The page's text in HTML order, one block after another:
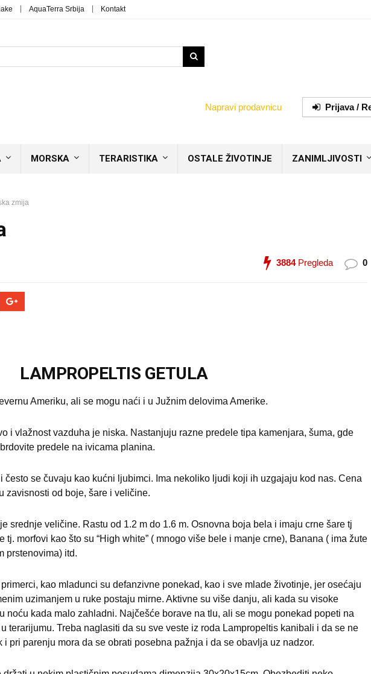
AquaTerra Srbija Kontakt
Napravi prodavnicu Prijava /
MORSKA TERARISTIKA OSTALE ŽIVOTINJE ZANIMLJIVOSTI
zmija
3884Pregleda 0
LAMPROPELTIS GETULA
Ameriku, ali se mogu naći i u Južnim delovima Amerike.
i vlažnost vazduha je niska. Nastanjuju razne predele tipa kamenjara, šuma, gde
predele na ivicama planina.
često se čuvaju kao kućni ljubimci. Ima nekoliko ljudi koji ih uzgajaju kod nas. Cena
zavisnosti od boje, šare i veličine.
srednje veličine. Rastu od 1.2 m do 1.6 m. Osnovna boja bela i imaju crne šare tj
tj. morfovi kao što su “High white” ( mnogo više bele i manje crne), Banana ( ima žute
prstenovima) itd.
kao mladunci su defanzivne ponekad, kao i sve mlade životinje, jer osećaju
uzimanjem u ruke postaju mirne. Aktivne su više danju, ali kada su visoke
noću kada malo zahladni. Najčešće borave na tlu, ali se mogu ponekad popeti na
terarijumu. Treba naglasiti da su sve veste iz roda Lampropeltis kanibali i da se ne
pri parenju mora da se obrati posebna pažnja i da se obavlja uz nadzor.